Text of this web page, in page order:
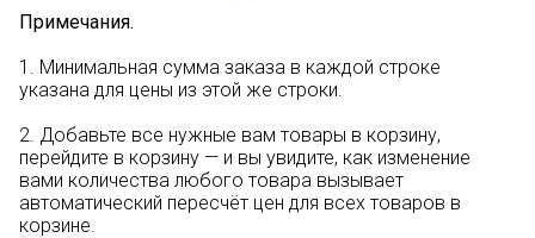
Примечания.
1. Минимальная сумма заказа в каждой строке
указана для цены из этой же строки.
2. Добавьте все нужные вам товары в корзину,
перейдите в корзину — и вы увидите, как изменение
вами количества любого товара вызывает
автоматический пересчёт цен для всех товаров в
корзине.